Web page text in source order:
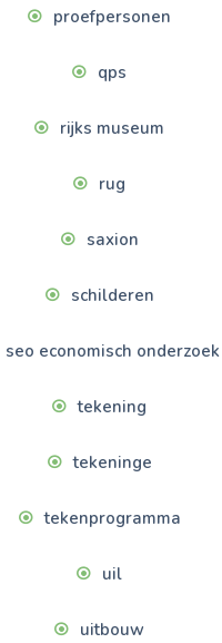
proefpersonen
qps
rijks museum
rug
saxion
schilderen
seo economisch onderzoek
tekening
tekeninge
tekenprogramma
uil
uitbouw